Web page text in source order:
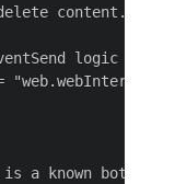
logic
a known bot